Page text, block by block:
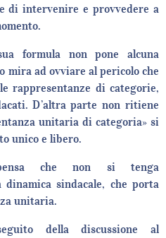
di intervenire e provvedere a
formula non pone alcuna
mira ad ovviare al pericolo che
rappresentanze di categorie,
D’altra parte non ritiene
unitaria di categoria» si
unico e libero.
che non si tenga
sindacale, che porta
unitaria.
della discussione al